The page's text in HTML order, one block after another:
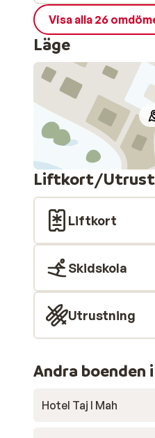
Visa alla 26
Läge
Liftkort/
Liftkort
Skidskola
Utrustning
Andra boenden
Hotel Taj I Mah